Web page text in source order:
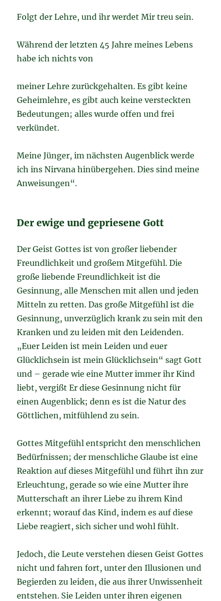
Folgt der Lehre, und ihr werdet Mir treu sein.
Während der letzten 45 Jahre meines Lebens
habe ich nichts von
meiner Lehre zurückgehalten. Es gibt keine
Geheimlehre, es gibt auch keine versteckten
Bedeutungen; alles wurde offen und frei
verkündet.
Meine Jünger, im nächsten Augenblick werde
ich ins Nirvana hinübergehen. Dies sind meine
Anweisungen“.
Der ewige und gepriesene Gott
Der Geist Gottes ist von großer liebender
Freundlichkeit und großem Mitgefühl. Die
große liebende Freundlichkeit ist die
Gesinnung, alle Menschen mit allen und jeden
Mitteln zu retten. Das große Mitgefühl ist die
Gesinnung, unverzüglich krank zu sein mit den
Kranken und zu leiden mit den Leidenden.
„Euer Leiden ist mein Leiden und euer
Glücklichsein ist mein Glücklichsein“ sagt Gott
und – gerade wie eine Mutter immer ihr Kind
liebt, vergißt Er diese Gesinnung nicht für
einen Augenblick; denn es ist die Natur des
Göttlichen, mitfühlend zu sein.
Gottes Mitgefühl entspricht den menschlichen
Bedürfnissen; der menschliche Glaube ist eine
Reaktion auf dieses Mitgefühl und führt ihn zur
Erleuchtung, gerade so wie eine Mutter ihre
Mutterschaft an ihrer Liebe zu ihrem Kind
erkennt; worauf das Kind, indem es auf diese
Liebe reagiert, sich sicher und wohl fühlt.
Jedoch, die Leute verstehen diesen Geist Gottes
nicht und fahren fort, unter den Illusionen und
Begierden zu leiden, die aus ihrer Unwissenheit
entstehen. Sie Leiden unter ihren eigenen